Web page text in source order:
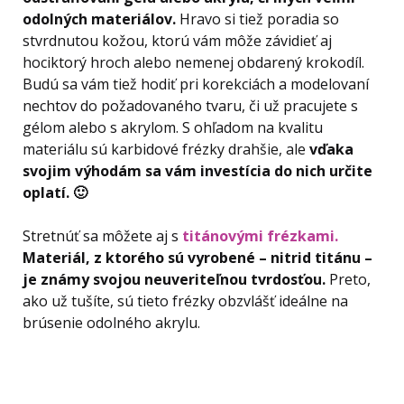
odolných materiálov. Hravo si tiež poradia so
stvrdnutou kožou, ktorú vám môže závidieť aj
hociktorý hroch alebo nemenej obdarený krokodíl.
Budú sa vám tiež hodiť pri korekciách a modelovaní
nechtov do požadovaného tvaru, či už pracujete s
gélom alebo s akrylom. S ohľadom na kvalitu
materiálu sú karbidové frézky drahšie, ale vďaka
svojim výhodám sa vám investícia do nich určite
oplatí. 🙂
Stretnúť sa môžete aj s titánovými frézkami.
Materiál, z ktorého sú vyrobené – nitrid titánu –
je známy svojou neuveriteľnou tvrdosťou. Preto,
ako už tušíte, sú tieto frézky obzvlášť ideálne na
brúsenie odolného akrylu.